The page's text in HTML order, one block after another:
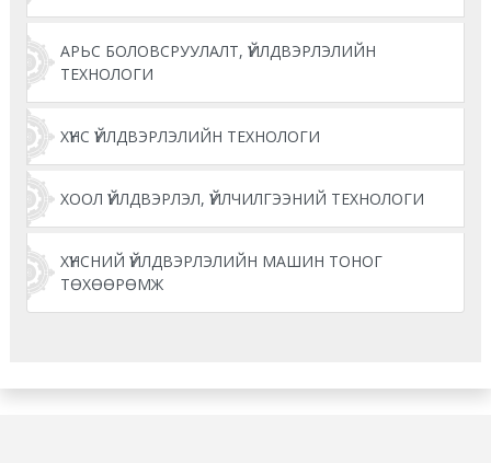
АРЬС БОЛОВСРУУЛАЛТ, ҮЙЛДВЭРЛЭЛИЙН
ТЕХНОЛОГИ
ХҮНС ҮЙЛДВЭРЛЭЛИЙН ТЕХНОЛОГИ
ХООЛ ҮЙЛДВЭРЛЭЛ, ҮЙЛЧИЛГЭЭНИЙ ТЕХНОЛОГИ
ХҮНСНИЙ ҮЙЛДВЭРЛЭЛИЙН МАШИН ТОНОГ
ТӨХӨӨРӨМЖ